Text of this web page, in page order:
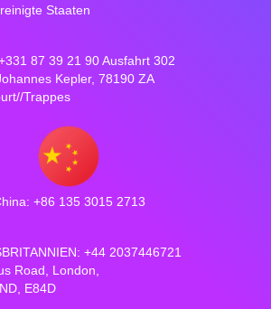
Staaten
87 39 21 90 Ausfahrt 302
Kepler, 78190 ZA
Trappes
+86 135 3015 2713
+44 2037446721
Road, London,
E84D